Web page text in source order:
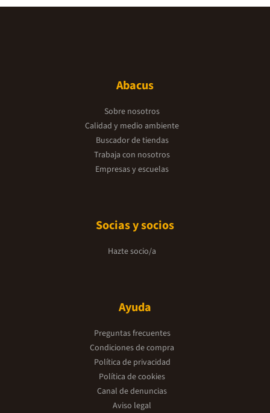
Abacus
Sobre nosotros
Calidad y medio ambiente
Buscador de tiendas
Trabaja con nosotros
Empresas y escuelas
Socias y socios
Hazte socio/a
Ayuda
Preguntas frecuentes
Condiciones de compra
Política de privacidad
Política de cookies
Canal de denuncias
Aviso legal